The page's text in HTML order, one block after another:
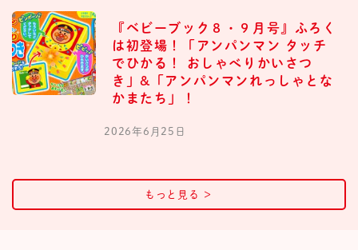
『ベビーブック８・９月号』ふろく
は初登場！「アンパンマン タッチ
でひかる！ おしゃべりかいさつ
き」&「アンパンマンれっしゃとな
かまたち」！
2026年6月25日
もっと見る ＞